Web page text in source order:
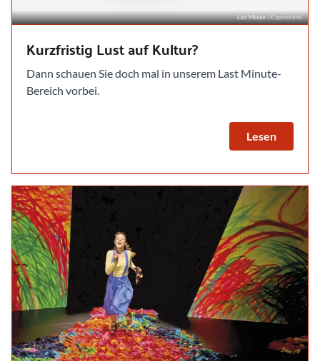
Last Minute| © gemeinfrei
Kurzfristig Lust auf Kultur?
Dann schauen Sie doch mal in unserem Last Minute-
Bereich vorbei.
Lesen